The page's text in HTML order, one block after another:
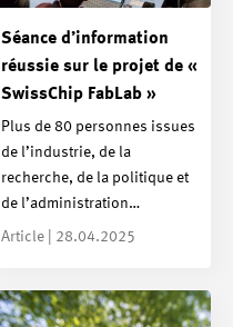
Séance d’information
réussie sur le projet de «
SwissChip FabLab »
Plus de 80 personnes issues
de l’industrie, de la
recherche, de la politique et
de l’administration…
Article | 28.04.2025